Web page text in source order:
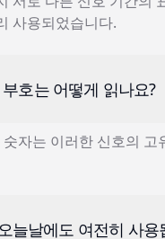
사용되었습니다.
호는 어떻게 읽나요?
자는 이러한 신호의
늘날에도 여전히 사용